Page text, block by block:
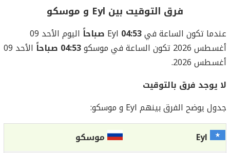
فرق التوقيت بين Eyl و موسكو
عندما تكون الساعة في Eyl04:53 صباحاً
اليوم الأحد 09
أغسطس 2026 تكون الساعة في موسكو
04:53 صباحاً
الأحد 09
أغسطس 2026.
لا يوجد فرق بالتوقيت
جدول يوضح الفرق بينهم Eyl و موسكو:
موسكو